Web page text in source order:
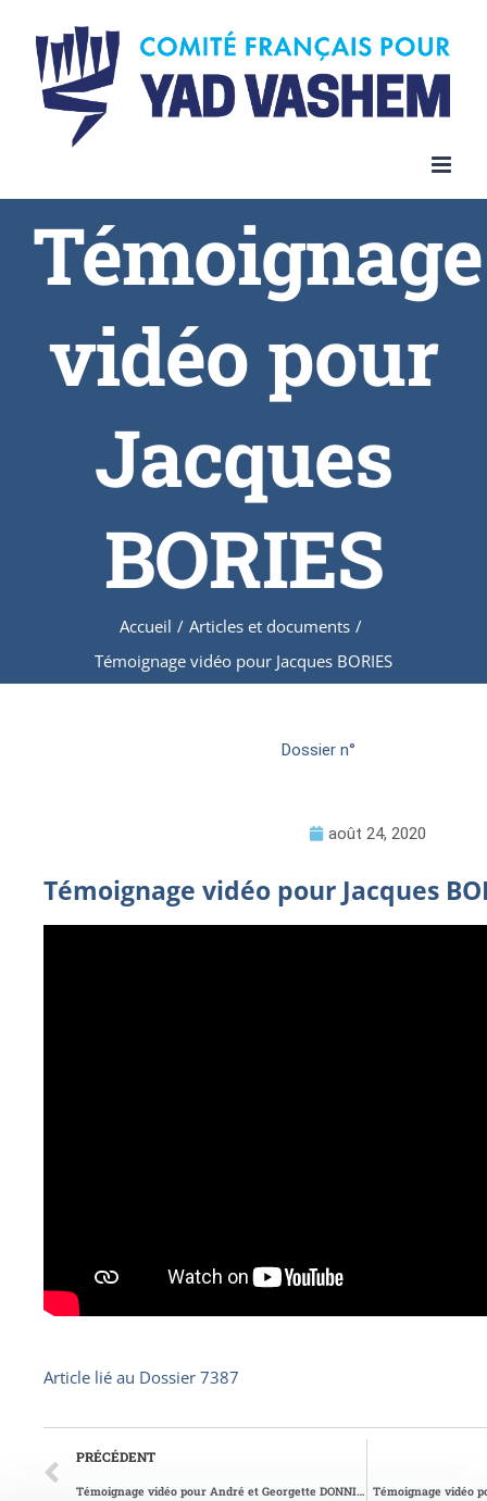
Témoignage
vidéo pour
Jacques
BORIES
Accueil / Articles et documents /
Témoignage vidéo pour Jacques BORIES
Dossier n°
août 24, 2020
Témoignage vidéo pour Jacques
Article lié au Dossier 7387
PRÉCÉDENT
Témoignage vidéo pour André et Georgette DONNIER Témoignage vidéo